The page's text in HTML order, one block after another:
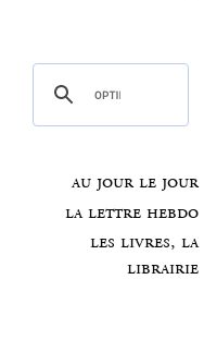
au jour le jour
la lettre hebdo
les livres, la
librairie